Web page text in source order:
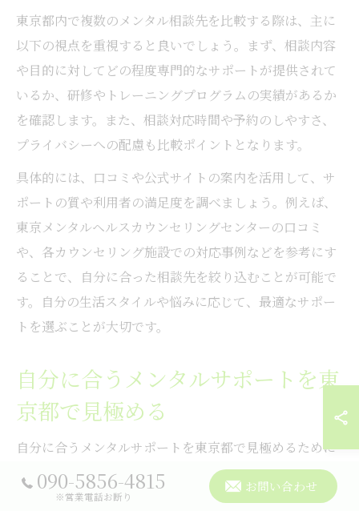
東京都内で複数のメンタル相談先を比較する際は、主に
以下の視点を重視すると良いでしょう。まず、相談内容
や目的に対してどの程度専門的なサポートが提供されて
いるか、研修やトレーニングプログラムの実績があるか
を確認します。また、相談対応時間や予約のしやすさ、
プライバシーへの配慮も比較ポイントとなります。
具体的には、口コミや公式サイトの案内を活用して、サ
ポートの質や利用者の満足度を調べましょう。例えば、
東京メンタルヘルスカウンセリングセンターの口コミ
や、各カウンセリング施設での対応事例などを参考にす
ることで、自分に合った相談先を絞り込むことが可能で
す。自分の生活スタイルや悩みに応じて、最適なサポー
トを選ぶことが大切です。
自分に合うメンタルサポートを東
京都で見極める
自分に合うメンタルサポートを東京都で見極めるために
は、まず自身の悩みや目標を明確にし、それに適したサ
ポート内容を持つサービスを選ぶことが重要です。たと
090-5856-4815
※営業電話お断り
お問い合わせ